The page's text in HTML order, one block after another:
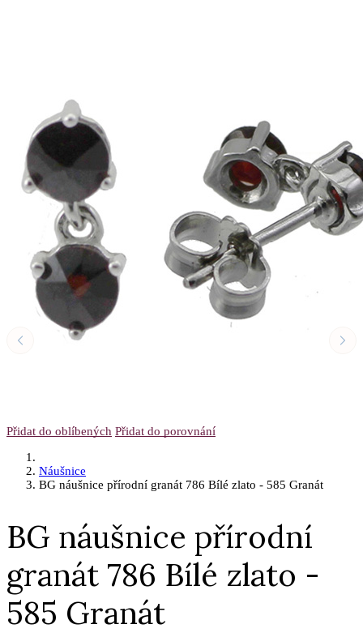
Přidat do oblíbených Přidat do porovnání
Náušnice
BG náušnice přírodní granát 786 Bílé zlato - 585 Granát
BG náušnice přírodní
granát 786 Bílé zlato -
585 Granát